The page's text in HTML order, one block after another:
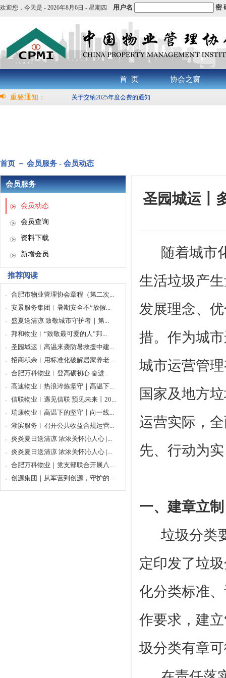
欢迎您， 今天是 - 2026年8月6日 - 星期四 用户名 密
首 页 协会之窗
重要通知： 关于交纳2025年度会费的通知
首页 － 会员服务 - 会员动态
会员服务
会员动态
会员查询
资料下载
新增会员
推荐阅读
合肥市物业管理协会章程（第二次...
安景服务集团︱暑期安全不“放假...
盛夏送清凉 致敬城市守护者｜第...
邦和物业︱“致敬最可爱的人”邦...
圣园城运︱高温来袭防暑救援中建...
招商积余︱用标准化破解居家养老...
合肥万科物业︱登高砺初心 奋进...
高速物业︱热浪淬炼坚守｜高温下...
信联物业︱遇见信联 预见未来丨20...
瑞康物业︱高温下的坚守丨向一线...
湖滨服务︱召开公共收益合规运营...
炎炎夏日送清凉 浓浓关怀沁人心 |...
炎炎夏日送清凉 浓浓关怀沁人心 |...
合肥万科物业｜党支部联合开展八...
创源集团｜从军营到创源，守护的...
圣园城运丨
随着城市
生活垃圾产
发展理念、
措。作为城
城市运营管
国家及地方
运营实际，
先、行动为
一、建章立
垃圾分类
定印发了垃
化分类标准
作要求，建立
圾分类有章